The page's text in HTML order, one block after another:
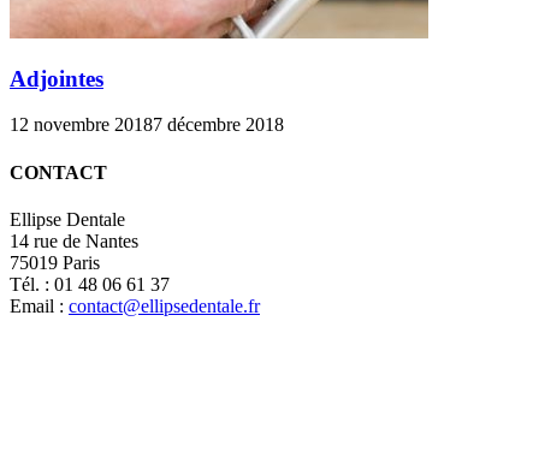
Adjointes
12 novembre 20187 décembre 2018
CONTACT
Ellipse Dentale
14 rue de Nantes
75019 Paris
Tél. : 01 48 06 61 37
Email : contact@ellipsedentale.fr